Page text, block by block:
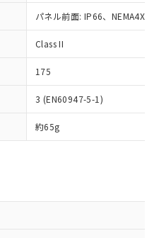
パネル前面: IP66、NEMA4X,
Class II
175
3 (EN60947-5-1)
約65g
販売店や当社販売拠
ワーク
」をご確認
準価格結果を当社の
者に漏洩または開
いします。
部品リスト作成サー
ただくには、I-Web
録されている必要が
利用者が、当社の製
るお客様との取
ついては閾値を超える意
しています。
況などにより、予定
ります。
ウンロードするこ
ヘキシル)) : 1000ppm
質）のすべてが基
示します。
況下において有害物
環境に深刻な影響を
します。
物兵器またはその他
の製造装置等に一切
を第三者に販売する
および3の内容を当
ます。また当社は、
に係わる関係者が違
れがある場合は、取
せん。
の在庫状況につ
様のお取引先、ま
当のオムロン制御
当社販売員にご確
、また在庫状況の
ていない機種